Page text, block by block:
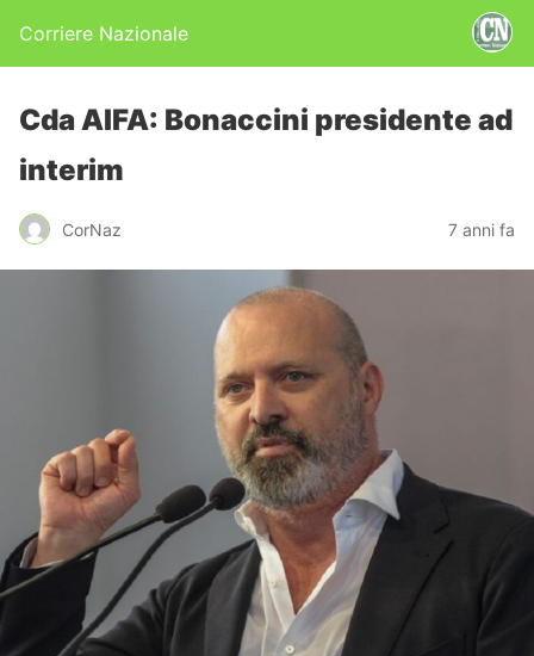
Corriere Nazionale
Cda AIFA: Bonaccini presidente ad
interim
CorNaz 7 anni fa